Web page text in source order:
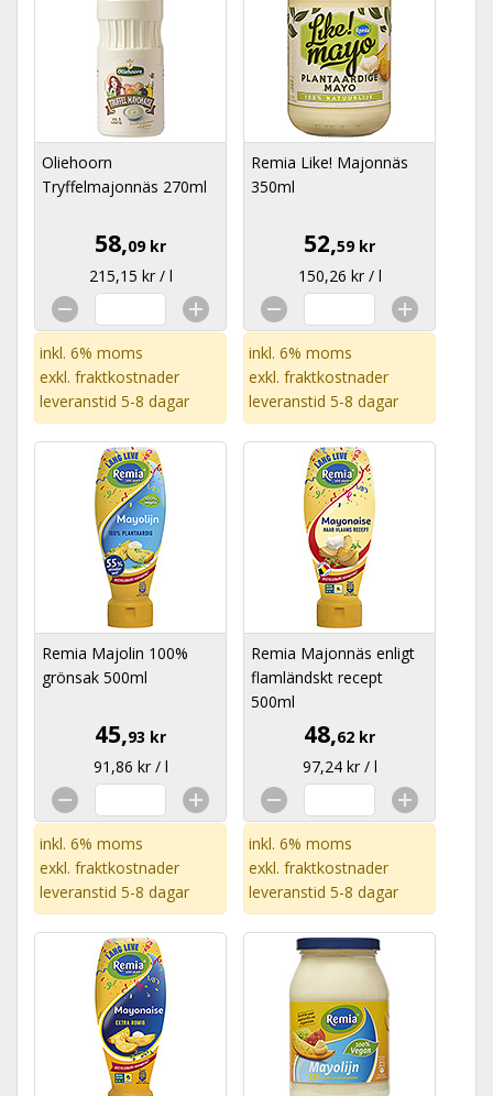
Oliehoorn
Tryffelmajonnäs 270ml
58,09 kr
215,15 kr / l
inkl. 6% moms
exkl. fraktkostnader
leveranstid 5-8 dagar
Remia Like! Majonnäs
350ml
52,59 kr
150,26 kr / l
inkl. 6% moms
exkl. fraktkostnader
leveranstid 5-8 dagar
Remia Majolin 100%
grönsak 500ml
45,93 kr
91,86 kr / l
inkl. 6% moms
exkl. fraktkostnader
leveranstid 5-8 dagar
Remia Majonnäs enligt
flamländskt recept
500ml
48,62 kr
97,24 kr / l
inkl. 6% moms
exkl. fraktkostnader
leveranstid 5-8 dagar